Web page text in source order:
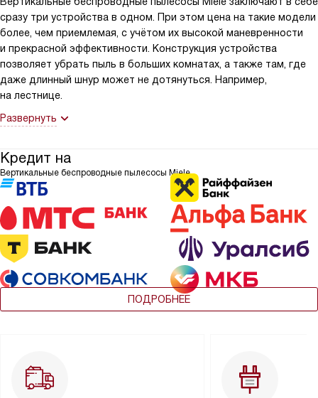
сразу три устройства в одном. При этом цена на такие модели
более, чем приемлемая, с учётом их высокой маневренности
и прекрасной эффективности. Конструкция устройства
позволяет убрать пыль в больших комнатах, а также там, где
даже длинный шнур может не дотянуться. Например,
на лестнице.
Развернуть
Кредит на
Вертикальные беспроводные пылесосы Miele
ПОДРОБНЕЕ